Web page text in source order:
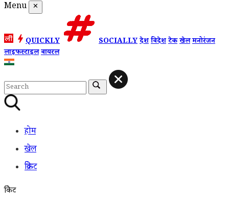
Menu ✕
QUICKLY SOCIALLYदेशविदेशटेकखेलमनोरंजन
लाइफस्टाइलवायरल
होम
खेल
क्रिकेट
क्रिकेट